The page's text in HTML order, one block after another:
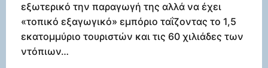
εξωτερικό την παραγωγή της αλλά να έχει
«τοπικό εξαγωγικό» εμπόριο ταΐζοντας το 1,5
εκατομμύριο τουριστών και τις 60 χιλιάδες των
ντόπιων…